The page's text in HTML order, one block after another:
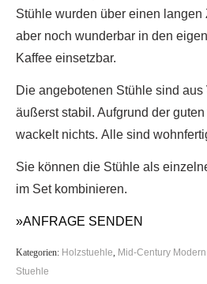
Stühle wurden über einen langen
aber noch wunderbar in den
Kaffee einsetzbar.
Die angebotenen Stühle sind
äußerst stabil. Aufgrund der
wackelt nichts. Alle sind
Sie können die Stühle als
im Set kombinieren.
»ANFRAGE SENDEN
Kategorien: Holzstuehle Mid-Century Modern
Stuehle